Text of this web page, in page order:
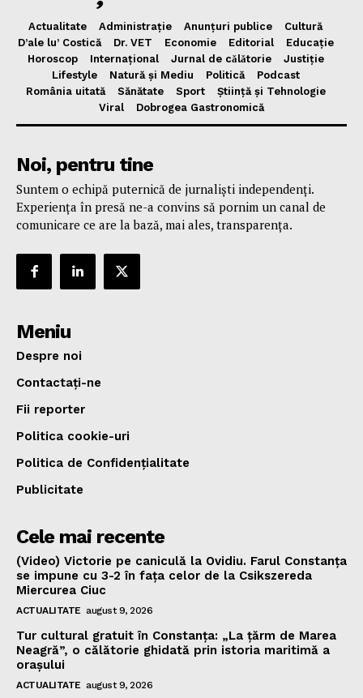
Actualitate Administrație Anunțuri publice
Cultură
D’ale lu’ Costică
Dr. VET Economie Editorial
Educație
Horoscop
Internațional Jurnal de cǎlǎtorie
Justiție
Lifestyle
Natură și Mediu Politică
Podcast
România uitată
Sănătate Sport
Știință și Tehnologie
Viral
Dobrogea Gastronomică
Noi, pentru tine
Suntem o echipă puternică de jurnaliști independenți.
Experiența în presă ne-a convins să pornim un canal de
comunicare ce are la bază, mai ales, transparența.
Meniu
Despre noi
Contactați-ne
Fii reporter
Politica cookie-uri
Politica de Confidențialitate
Publicitate
Cele mai recente
(Video) Victorie pe caniculă la Ovidiu. Farul Constanța
se impune cu 3-2 în fața celor de la Csikszereda
Miercurea Ciuc
ACTUALITATE august 9, 2026
Tur cultural gratuit în Constanța: „La țărm de Marea
Neagră”, o călătorie ghidată prin istoria maritimă a
orașului
ACTUALITATE august 9, 2026